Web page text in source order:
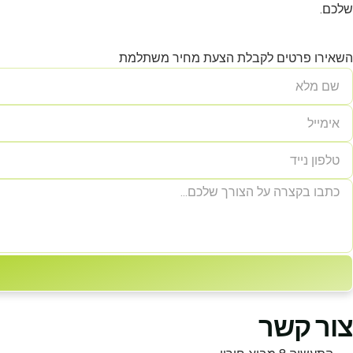
שלכם.
השאירו פרטים לקבלת הצעת מחיר משתלמת
צור קשר